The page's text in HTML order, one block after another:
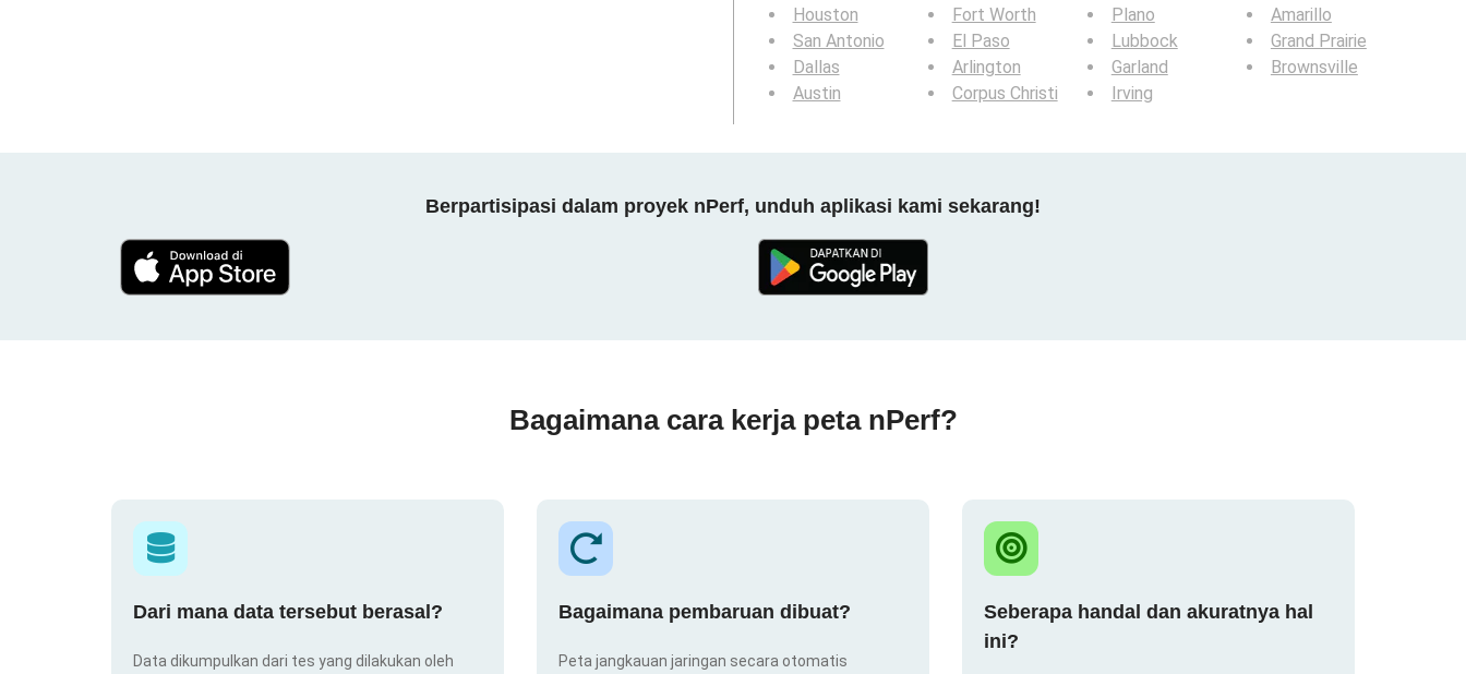
Houston
San Antonio
Dallas
Austin
Fort Worth
El Paso
Arlington
Corpus Christi
Plano
Lubbock
Garland
Irving
Amarillo
Grand Prairie
Brownsville
Berpartisipasi dalam proyek nPerf, unduh aplikasi kami sekarang!
Bagaimana cara kerja peta nPerf?
Dari mana data tersebut berasal?
Data dikumpulkan dari tes yang dilakukan oleh
Bagaimana pembaruan dibuat?
Peta jangkauan jaringan secara otomatis
Seberapa handal dan akuratnya hal
ini?